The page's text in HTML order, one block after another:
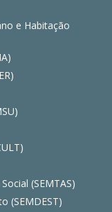
e Habitação
(SEMTAS)
(SEMDEST)